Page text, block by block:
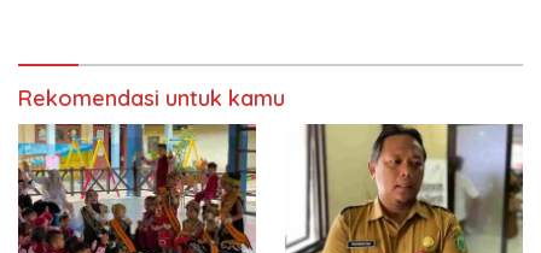
Rekomendasi untuk kamu